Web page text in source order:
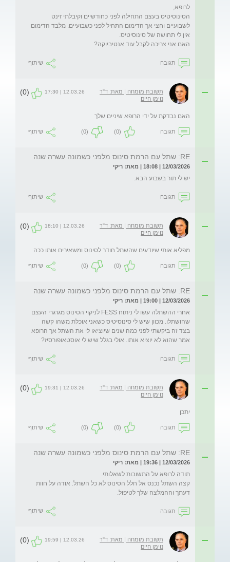
הסינוסיטיס בעצם התחילה לפני כחודשיים וקיבלתי זינט
לשבועיים וחצי אך הדימום התחיל לפני כשבועיים. מלבד הדימום
האם אני צריכה לקבל עוד אנטיביוקה?
תגובה שיתוף
תשובת מומחה | מאת: ד"ר
נוימן חיים
12.03.26 | 17:30
(0)
האם נבדקת על ידי הרופא שיניים שלך
תגובה (0)
(0) שיתוף
RE: שתל עם הרמת סינוס מלפני כשמונה עשרה שנה
12/03/2026 | 18:08 | מאת: ריקי
יש לי תור בשבוע הבא.
תגובה שיתוף
תשובת מומחה | מאת: ד"ר
נוימן חיים
12.03.26 | 18:10
(0)
מפליא אותי שיודעים שהשתל חודר לסינוס ומשאירים אותו ככה
תגובה (0)
(0) שיתוף
RE: שתל עם הרמת סינוס מלפני כשמונה עשרה שנה
12/03/2026 | 19:00 | מאת: ריקי
אחרי ההשתלה עשו לי ניתוח FESS לניקוי הסינוס מגרגרי העצם
שהושתלו. מכוון שיש לי סינוסיטיס כשאני אוכלת משהו קשה
בצד זה ביקשתי לפני כמה שנים שיוציאו לי את השתל אך הרופא
אמר שהוא לא יוציא אותו. אולי בגלל שיש לי אוסטאופורסיז?
תגובה שיתוף
תשובת מומחה | מאת: ד"ר
נוימן חיים
12.03.26 | 19:31
(0)
יתכן
תגובה (0)
(0) שיתוף
RE: שתל עם הרמת סינוס מלפני כשמונה עשרה שנה
12/03/2026 | 19:36 | מאת: ריקי
קצה השתל נכנס אל חלל הסינוס לא כל השתל. אודה על חוות
דעתך וההמלצה שלך לטיפול.
תגובה שיתוף
תשובת מומחה | מאת: ד"ר
נוימן חיים
12.03.26 | 19:59
(0)